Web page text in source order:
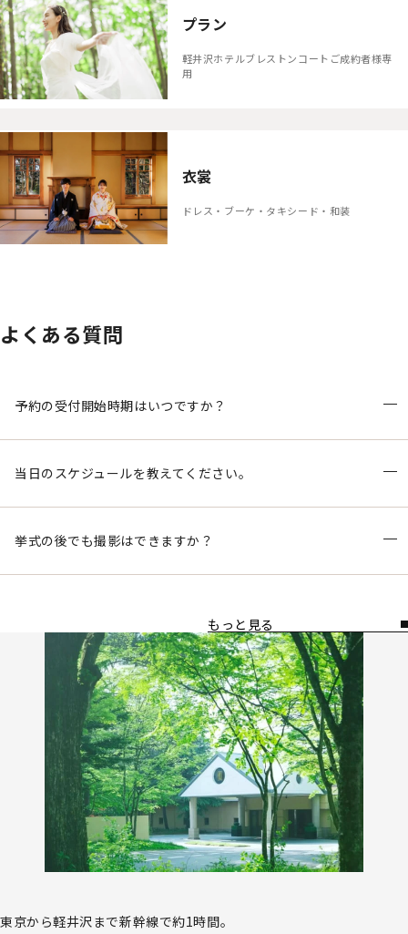
プラン
軽井沢ホテルブレストンコートご成約者様専
用
衣裳
ドレス・ブーケ・タキシード・和装
よくある質問
予約の受付開始時期はいつですか？
当日のスケジュールを教えてください。
挙式の後でも撮影はできますか？
もっと見る
東京から軽井沢まで新幹線で約1時間。